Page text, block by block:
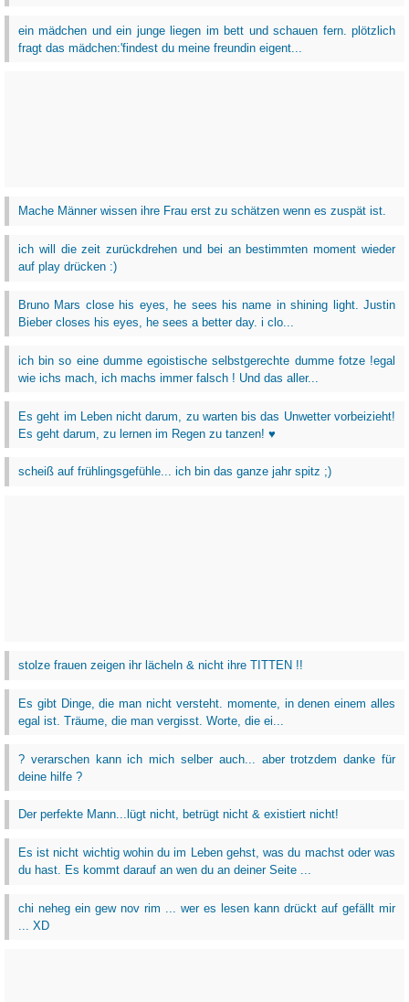
ein mädchen und ein junge liegen im bett und schauen fern. plötzlich
fragt das mädchen:'findest du meine freundin eigent...
Mache Männer wissen ihre Frau erst zu schätzen wenn es zuspät ist.
ich will die zeit zurückdrehen und bei an bestimmten moment wieder
auf play drücken :)
Bruno Mars close his eyes, he sees his name in shining light. Justin
Bieber closes his eyes, he sees a better day. i clo...
ich bin so eine dumme egoistische selbstgerechte dumme fotze !egal
wie ichs mach, ich machs immer falsch ! Und das aller...
Es geht im Leben nicht darum, zu warten bis das Unwetter vorbeizieht!
Es geht darum, zu lernen im Regen zu tanzen! ♥
scheiß auf frühlingsgefühle... ich bin das ganze jahr spitz ;)
stolze frauen zeigen ihr lächeln & nicht ihre TITTEN !!
Es gibt Dinge, die man nicht versteht. momente, in denen einem alles
egal ist. Träume, die man vergisst. Worte, die ei...
? verarschen kann ich mich selber auch... aber trotzdem danke für
deine hilfe ?
Der perfekte Mann...lügt nicht, betrügt nicht & existiert nicht!
Es ist nicht wichtig wohin du im Leben gehst, was du machst oder was
du hast. Es kommt darauf an wen du an deiner Seite ...
chi neheg ein gew nov rim ... wer es lesen kann drückt auf gefällt mir
... XD